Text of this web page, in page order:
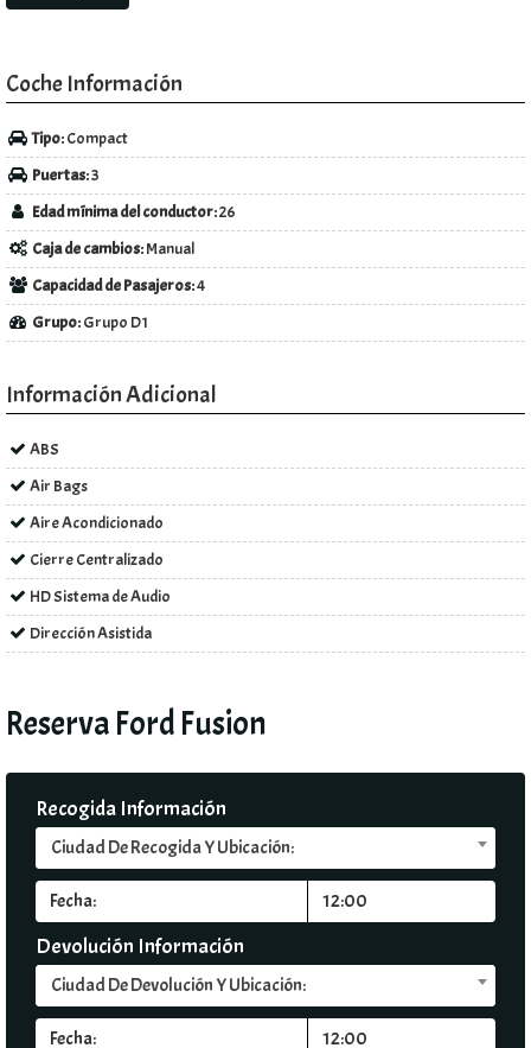
Coche Información
Tipo:Compact
Puertas:3
Edad mínima del conductor:26
Caja de cambios:Manual
Capacidad de Pasajeros:4
Grupo:Grupo D1
Información Adicional
ABS
Air Bags
Aire Acondicionado
Cierre Centralizado
HD Sistema de Audio
Dirección Asistida
Reserva Ford Fusion
Recogida Información
Ciudad De Recogida Y Ubicación:
Devolución Información
Ciudad De Devolución Y Ubicación: